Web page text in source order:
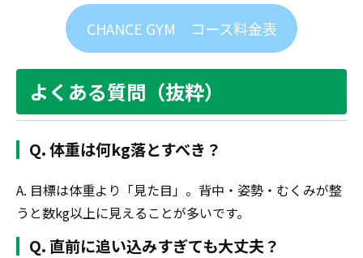
CHANCE GYM コース料金表
よくある質問（抜粋）
Q. 体重は何kg落とすべき？
A. 目標は体重より「見た目」。背中・姿勢・むくみが整
うと数kg以上に見えることが多いです。
Q. 直前に追い込みすぎても大丈夫？